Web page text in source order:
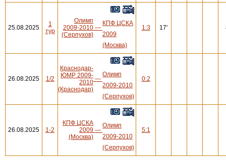
25.08.2025
1
тур
Олимп
2009-2010
(Серпухов)
—
КПФ ЦСКА
2009
(Москва)
1:3 17'
26.08.2025 1/2
Краснодар-
ЮМР 2009-
2010
(Краснодар)
—
Олимп
2009-2010
(Серпухов)
0:2
26.08.2025 1-2
КПФ ЦСКА
2009
(Москва)
—
Олимп
2009-2010
(Серпухов)
5:1